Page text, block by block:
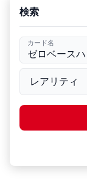
検索
カード名